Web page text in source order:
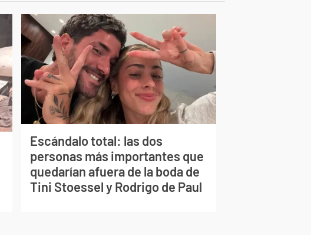
Escándalo total: las dos
personas más importantes que
quedarían afuera de la boda de
Tini Stoessel y Rodrigo de Paul